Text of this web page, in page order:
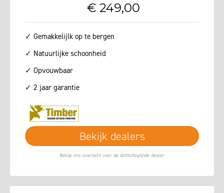
€ 249,00
✓ Gemakkelijlk op te bergen
✓ Natuurlijke schoonheid
✓ Opvouwbaar
✓ 2 jaar garantie
Bekijk dealers